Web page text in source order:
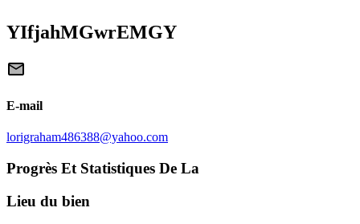
YIfjahMGwrEMGY
E-mail
lorigraham486388@yahoo.com
Progrès Et Statistiques De La
Lieu du bien